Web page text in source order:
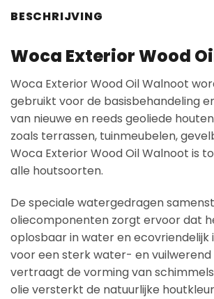
BESCHRIJVING
Woca Exterior Wood
Woca Exterior Wood Oil Walnoot
gebruikt voor de basisbehandeling
van nieuwe en reeds geoliede
zoals terrassen, tuinmeubelen,
Woca Exterior Wood Oil Walnoot is
alle houtsoorten.
De speciale watergedragen
oliecomponenten zorgt ervoor dat
oplosbaar in water en ecovriendelijk
voor een sterk water- en
vertraagt de vorming van
olie versterkt de natuurlijke